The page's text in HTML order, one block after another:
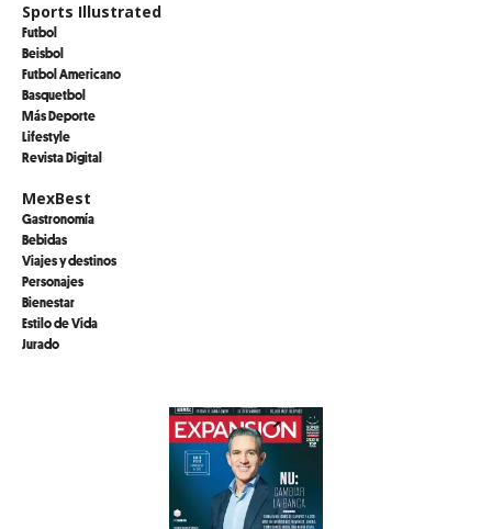
Sports Illustrated
Futbol
Beisbol
Futbol Americano
Basquetbol
Más Deporte
Lifestyle
Revista Digital
MexBest
Gastronomía
Bebidas
Viajes y destinos
Personajes
Bienestar
Estilo de Vida
Jurado